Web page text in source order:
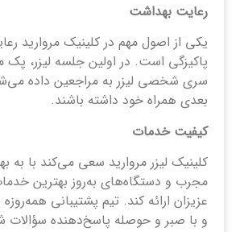
رعایت بهداشت
یکی از اصول مهم در کلینیک مروارید
پاکیزگی است. در اولین جلسه لیزر،
سری شخصی لیزر به مراجعین داده
بعدی همراه خود داشته باشند.
کیفیت خدمات
کلینیک لیزر مروارید سعی می‌کند با به
مجرب و دستگاه‌های به‌روز بهترین
عزیزان ارائه کند. تیم پشتیبانی
و با صبر و حوصله پاسخ‌دهنده